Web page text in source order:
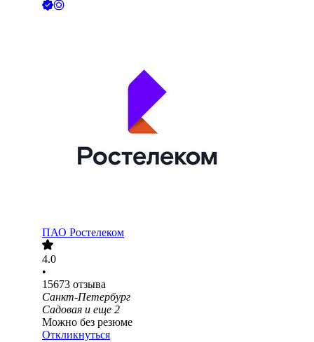
ПАО Ростелеком
4.0
•
15673 отзыва
Санкт-Петербург
Садовая и еще 2
Можно без резюме
Откликнуться